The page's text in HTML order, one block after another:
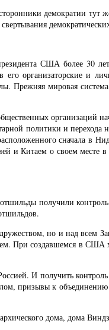
демократии тут
США более 30
организаторские и
Прежняя мировая
организаций
политики и
сначала в
и Китаем о своем
получили
но и над всем
При создавшемся в США
И получить
призывы к
дома, дома